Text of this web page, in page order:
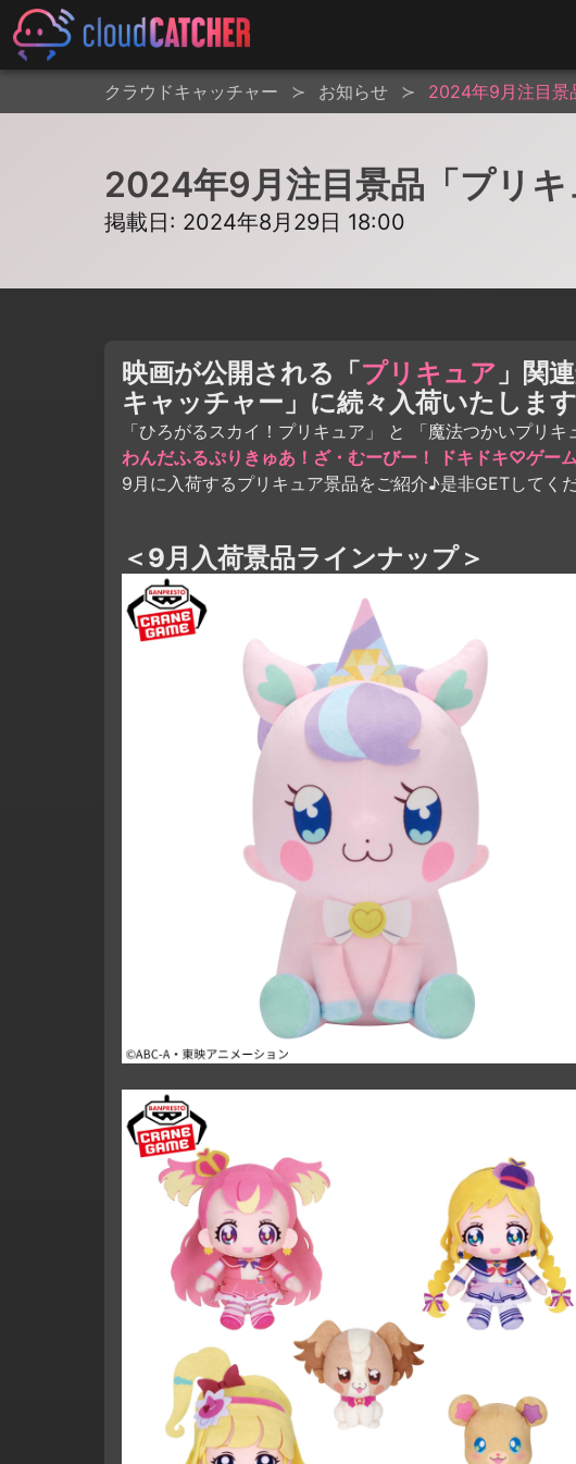
クラウドキャッチャー お知らせ 2024年9月注目景
2024年9月注目景品「プリ
掲載日: 2024年8月29日 18:00
映画が公開される「プリキュア 」関
キャッチャー」に続々入荷いたします
「ひろがるスカイ！プリキュア」 と 「魔法つかいプリ
わんだふるぷりきゅあ！ざ・むーびー！ ドキドキ♡ゲー
9月に入荷するプリキュア景品をご紹介♪是非GETしてく
＜9月入荷景品ラインナップ＞